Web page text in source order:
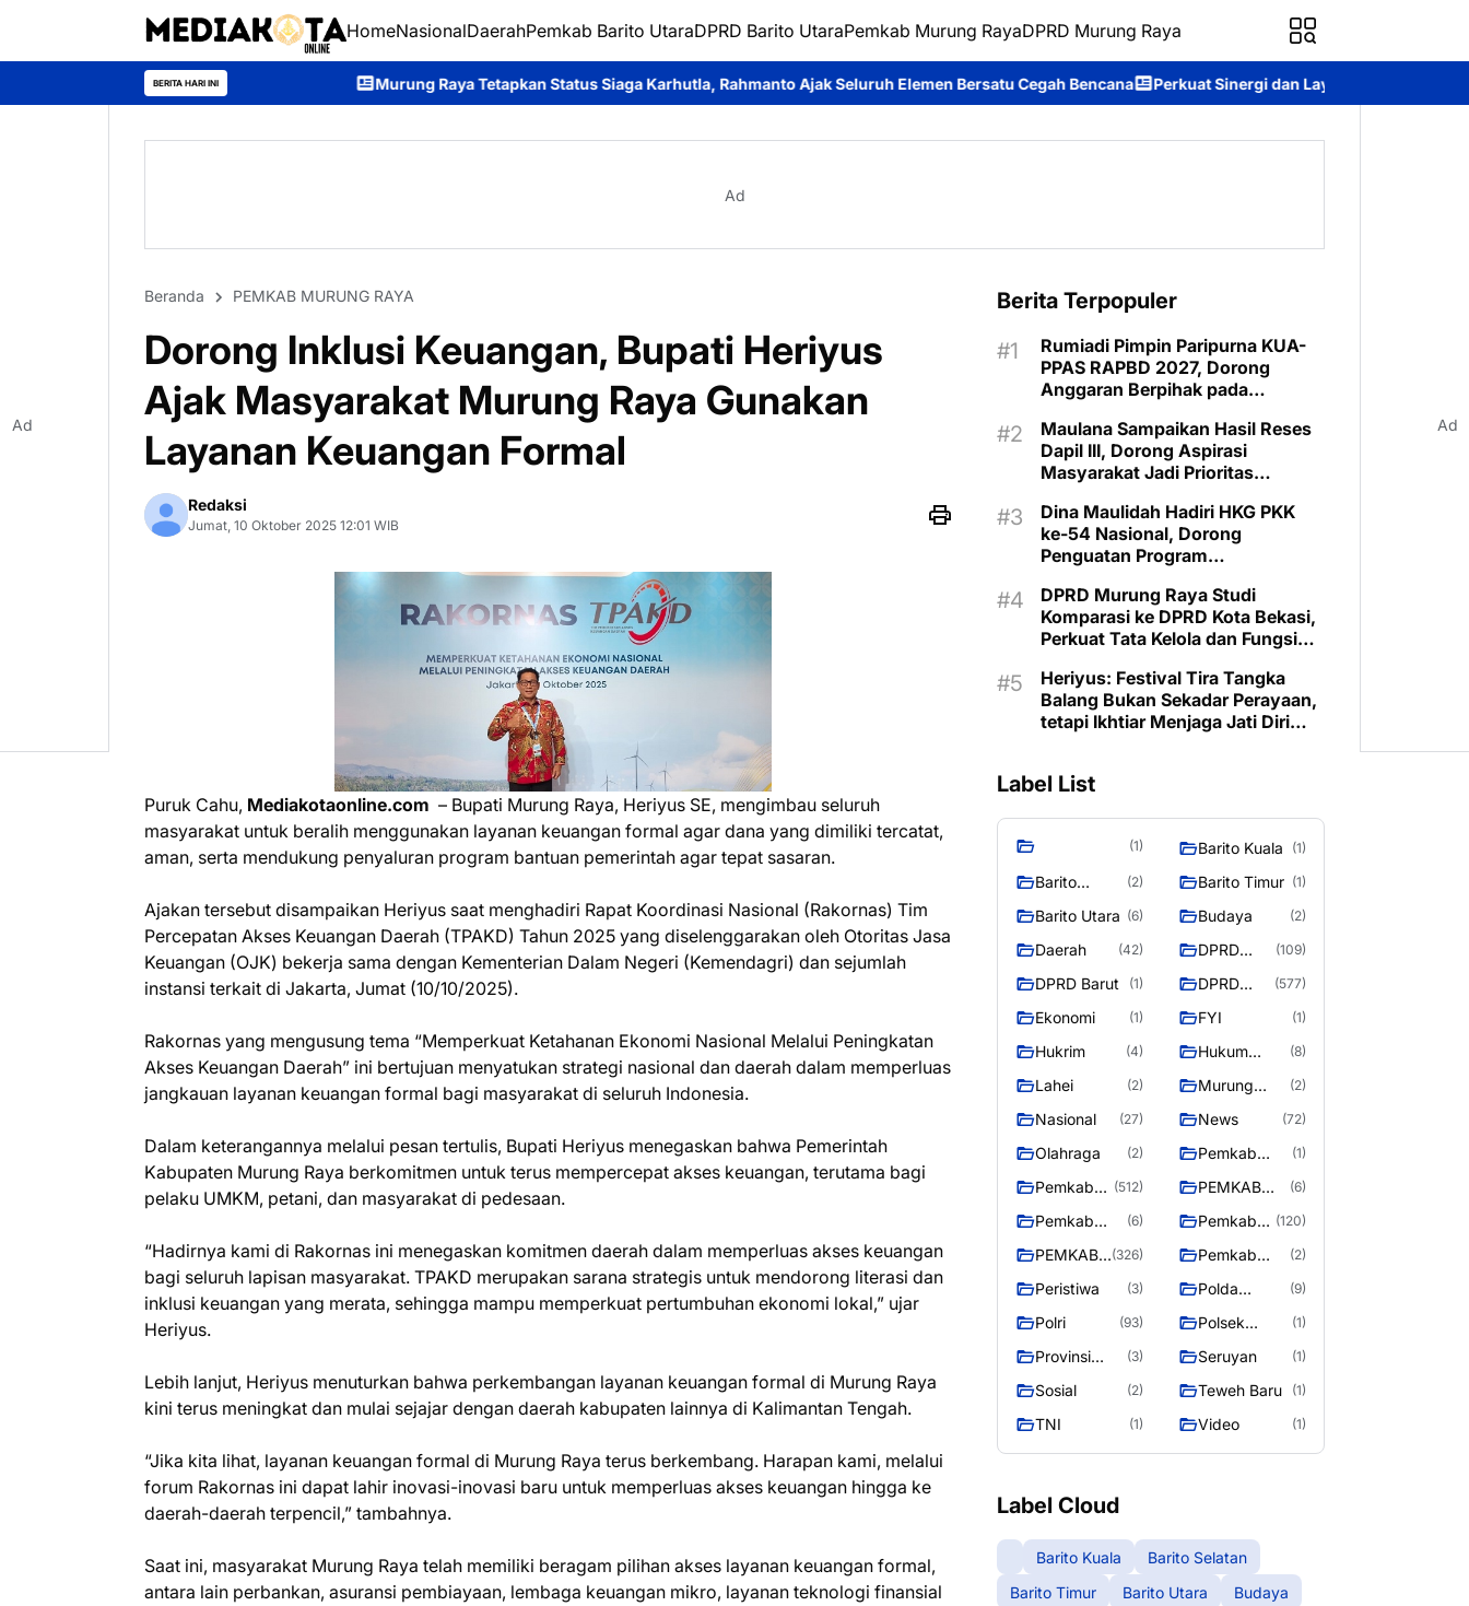
HomeNasionalDaerahPemkab Barito UtaraDPRD Barito UtaraPemkab Murung RayaDPRD Murung Raya
BERITA HARI INI
Murung Raya Tetapkan Status Siaga Karhutla, Rahmanto Ajak Seluruh Elemen Bersatu Cegah Bencana Perkuat Sinergi dan Layanan Digital, Kantah Murung Raya Hadiri
Ad
Beranda PEMKAB MURUNG RAYA
Dorong Inklusi Keuangan, Bupati Heriyus
Ajak Masyarakat Murung Raya Gunakan
Layanan Keuangan Formal
Redaksi
Jumat, 10 Oktober 2025 12:01 WIB
Puruk Cahu, Mediakotaonline.com – Bupati Murung Raya, Heriyus SE, mengimbau seluruh
masyarakat untuk beralih menggunakan layanan keuangan formal agar dana yang dimiliki tercatat,
aman, serta mendukung penyaluran program bantuan pemerintah agar tepat sasaran.
Ajakan tersebut disampaikan Heriyus saat menghadiri Rapat Koordinasi Nasional (Rakornas) Tim
Percepatan Akses Keuangan Daerah (TPAKD) Tahun 2025 yang diselenggarakan oleh Otoritas Jasa
Keuangan (OJK) bekerja sama dengan Kementerian Dalam Negeri (Kemendagri) dan sejumlah
instansi terkait di Jakarta, Jumat (10/10/2025).
Rakornas yang mengusung tema “Memperkuat Ketahanan Ekonomi Nasional Melalui Peningkatan
Akses Keuangan Daerah” ini bertujuan menyatukan strategi nasional dan daerah dalam memperluas
jangkauan layanan keuangan formal bagi masyarakat di seluruh Indonesia.
Dalam keterangannya melalui pesan tertulis, Bupati Heriyus menegaskan bahwa Pemerintah
Kabupaten Murung Raya berkomitmen untuk terus mempercepat akses keuangan, terutama bagi
pelaku UMKM, petani, dan masyarakat di pedesaan.
“Hadirnya kami di Rakornas ini menegaskan komitmen daerah dalam memperluas akses keuangan
bagi seluruh lapisan masyarakat. TPAKD merupakan sarana strategis untuk mendorong literasi dan
inklusi keuangan yang merata, sehingga mampu memperkuat pertumbuhan ekonomi lokal,” ujar
Heriyus.
Lebih lanjut, Heriyus menuturkan bahwa perkembangan layanan keuangan formal di Murung Raya
kini terus meningkat dan mulai sejajar dengan daerah kabupaten lainnya di Kalimantan Tengah.
“Jika kita lihat, layanan keuangan formal di Murung Raya terus berkembang. Harapan kami, melalui
forum Rakornas ini dapat lahir inovasi-inovasi baru untuk memperluas akses keuangan hingga ke
daerah-daerah terpencil,” tambahnya.
Saat ini, masyarakat Murung Raya telah memiliki beragam pilihan akses layanan keuangan formal,
antara lain perbankan, asuransi pembiayaan, lembaga keuangan mikro, layanan teknologi finansial
Berita Terpopuler
Rumiadi Pimpin Paripurna KUA-
PPAS RAPBD 2027, Dorong
Anggaran Berpihak pada
Maulana Sampaikan Hasil Reses
Dapil III, Dorong Aspirasi
Masyarakat Jadi Prioritas
Dina Maulidah Hadiri HKG PKK
ke-54 Nasional, Dorong
Penguatan Program
Murung Raya
DPRD Murung Raya Studi
Komparasi ke DPRD Kota Bekasi,
Perkuat Tata Kelola dan Fungsi
Heriyus: Festival Tira Tangka
Balang Bukan Sekadar Perayaan,
tetapi Ikhtiar Menjaga Jati Diri
Label List
(1) Barito Kuala (1)
Barito
(2) Barito Timur (1)
Barito Utara (6) Budaya (2)
Daerah (42)
DPRD
Utara
(109)
DPRD Barut (1)
DPRD
RAYA
(577)
Ekonomi (1) FYI (1)
Hukrim (4)
Hukum
(8)
Lahei (2)
Murung
(2)
Nasional (27) News (72)
Olahraga (2)
Pemkab
(1)
Pemkab
Utara
(512)
PEMKAB
UTARA
(6)
Pemkab
(6)
Pemkab
Raya
(120)
PEMKAB
RAYA
(326)
Pemkab
(2)
Peristiwa (3)
Polda
(9)
Polri (93)
Polsek
(1)
Provinsi
(3) Seruyan (1)
Sosial (2) Teweh Baru (1)
TNI (1) Video (1)
Label Cloud
Barito Kuala
Barito Selatan
Barito Timur
Barito Utara
Budaya
Ad Ad